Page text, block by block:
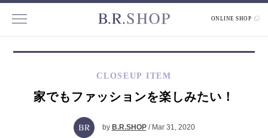
ONLINE SHOP
CLOSEUP ITEM
家でもファッションを楽しみたい！
by B.R.SHOP/ Mar 31, 2020